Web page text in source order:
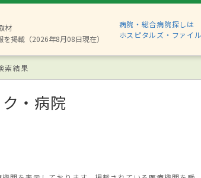
材
掲載（2026年8月08日現在）
病院・総合病院探しは
ホスピタルズ・ファイ
索結果
・病院